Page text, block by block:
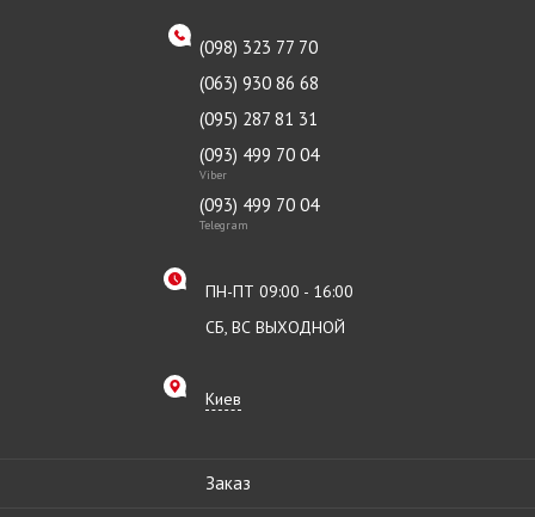
(098) 323 77 70
(063) 930 86 68
(095) 287 81 31
(093) 499 70 04
Viber
(093) 499 70 04
Telegram
ПН-ПТ 09:00 - 16:00
СБ, ВС ВЫХОДНОЙ
Киев
Заказ